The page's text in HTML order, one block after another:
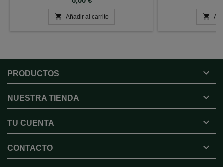
 Añadir al carrito 
PRODUCTOS 
NUESTRA TIENDA 
TU CUENTA 
CONTACTO 